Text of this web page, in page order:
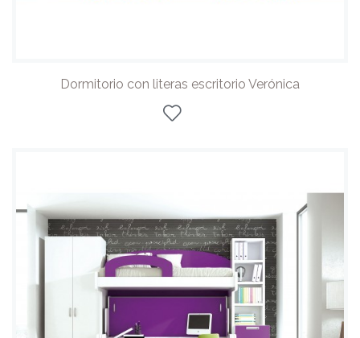
Dormitorio con literas escritorio Verónica